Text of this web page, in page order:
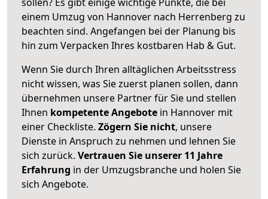
einem Umzug von Hannover nach Herrenberg zu
beachten sind. Angefangen bei der Planung bis
hin zum Verpacken Ihres kostbaren Hab & Gut.
Wenn Sie durch Ihren alltäglichen Arbeitsstress
nicht wissen, was Sie zuerst planen sollen, dann
übernehmen unsere Partner für Sie und stellen
Ihnen kompetente Angebote in Hannover mit
einer Checkliste. Zögern Sie nicht, unsere
Dienste in Anspruch zu nehmen und lehnen Sie
sich zurück. Vertrauen Sie unserer 11 Jahre
Erfahrung in der Umzugsbranche und holen Sie
sich Angebote.